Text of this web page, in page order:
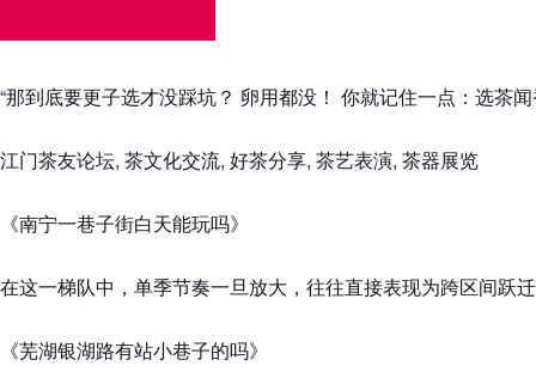
“那到底要更子选才没踩坑？ 卵用都没！ 你就记住一点：选茶
江门茶友论坛, 茶文化交流, 好茶分享, 茶艺表演, 茶器展览
《南宁一巷子街白天能玩吗》
在这一梯队中，单季节奏一旦放大，往往直接表现为跨区间跃
《芜湖银湖路有站小巷子的吗》